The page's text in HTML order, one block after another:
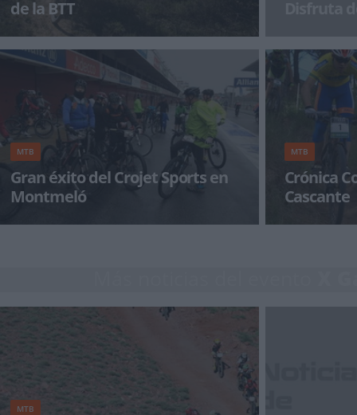
de la BTT
La Serra del Montsec y el pantano de Rialb
serán algunos de los enclaves por donde
pasará la carrera La
Disfruta
MTB
Gran éxito del Crojet Sports en
Montmeló
El equipo Crojet Sports participo con éxito con
MTB
Crónica Copa Caja Rural BTT en
Cascante
Tras la
MTB